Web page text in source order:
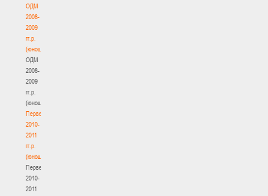
ОДМ
2008-
2009
гг.р.
(юноши)
ОДМ
2008-
2009
гг.р.
(юноши)
Первенство
2010-
2011
гг.р.
(юноши)
Первенство
2010-
2011